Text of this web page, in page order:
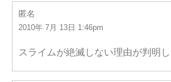
匿名
2010年 7月 13日 1:46pm
スライムが絶滅しない理由が判明し